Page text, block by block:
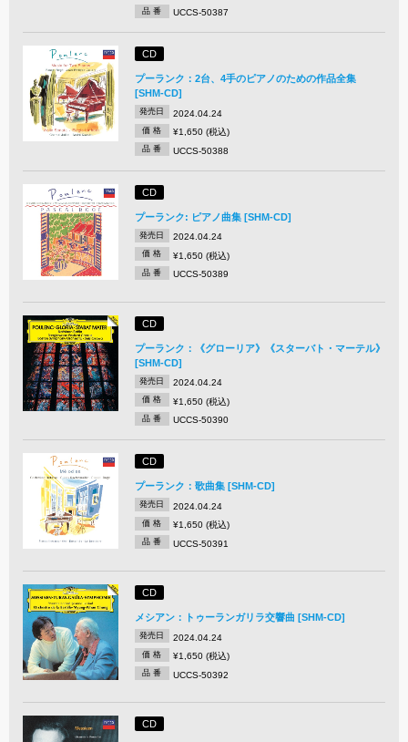
品 番 UCCS-50387
CD
プーランク：2台、4手のピアノのための作品全集
[SHM-CD]
発売日 2024.04.24
価 格 ¥1,650 (税込)
品 番 UCCS-50388
CD
プーランク: ピアノ曲集 [SHM-CD]
発売日 2024.04.24
価 格 ¥1,650 (税込)
品 番 UCCS-50389
CD
プーランク：《グローリア》《スターバト・マーテル》
[SHM-CD]
発売日 2024.04.24
価 格 ¥1,650 (税込)
品 番 UCCS-50390
CD
プーランク：歌曲集 [SHM-CD]
発売日 2024.04.24
価 格 ¥1,650 (税込)
品 番 UCCS-50391
CD
メシアン：トゥーランガリラ交響曲 [SHM-CD]
発売日 2024.04.24
価 格 ¥1,650 (税込)
品 番 UCCS-50392
CD